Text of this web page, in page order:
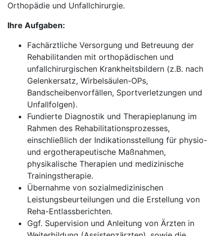
Orthopädie und Unfallchirurgie.
Ihre Aufgaben:
Fachärztliche Versorgung und Betreuung der
Rehabilitanden mit orthopädischen und
unfallchirurgischen Krankheitsbildern (z.B. nach
Gelenkersatz, Wirbelsäulen-OPs,
Bandscheibenvorfällen, Sportverletzungen und
Unfallfolgen).
Fundierte Diagnostik und Therapieplanung im
Rahmen des Rehabilitationsprozesses,
einschließlich der Indikationsstellung für physio-
und ergotherapeutische Maßnahmen,
physikalische Therapien und medizinische
Trainingstherapie.
Übernahme von sozialmedizinischen
Leistungsbeurteilungen und die Erstellung von
Reha-Entlassberichten.
Ggf. Supervision und Anleitung von Ärzten in